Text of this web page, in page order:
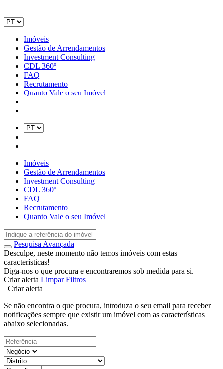
Imóveis
Gestão de Arrendamentos
Investment Consulting
CDL 360º
FAQ
Recrutamento
Quanto Vale o seu Imóvel
Imóveis
Gestão de Arrendamentos
Investment Consulting
CDL 360º
FAQ
Recrutamento
Quanto Vale o seu Imóvel
Pesquisa Avançada
Desculpe, neste momento não temos imóveis com estas
características!
Diga-nos o que procura e encontraremos sob medida para si.
Criar alerta Limpar Filtros
Criar alerta
Se não encontra o que procura, introduza o seu email para receber
notificações sempre que existir um imóvel com as características
abaixo selecionadas.